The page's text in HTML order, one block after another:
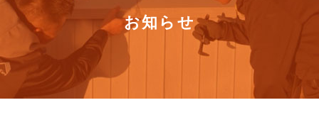
お知らせ